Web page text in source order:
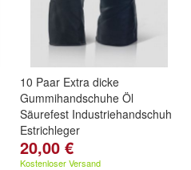
10 Paar Extra dicke
Gummihandschuhe Öl
Säurefest Industriehandschuh
Estrichleger
20,00 €
Kostenloser Versand